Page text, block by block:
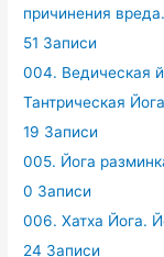
причинения
51 Записи
004. Ведическая
Тантрическая
19 Записи
005. Йога
0 Записи
006. Хатха Йога.
24 Записи